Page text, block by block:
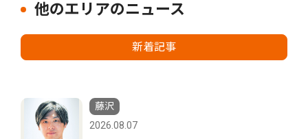
他のエリアのニュース
新着記事
藤沢
2026.08.07